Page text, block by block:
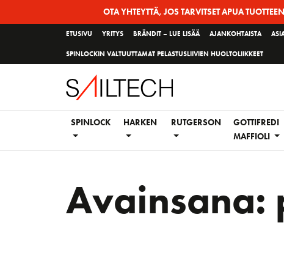
OTA YHTEYTTÄ, JOS TARVITSET APUA
ETUSIVU YRITYS BRÄNDIT – LUE LISÄÄ AJANKOHTAISTA
SPINLOCKIN VALTUUTTAMAT PELASTUSLIIVIEN HUOLTOLIIKKEET
SPINLOCK HARKEN RUTGERSON
GOTTIFREDI
MAFFIOLI
Avainsana: